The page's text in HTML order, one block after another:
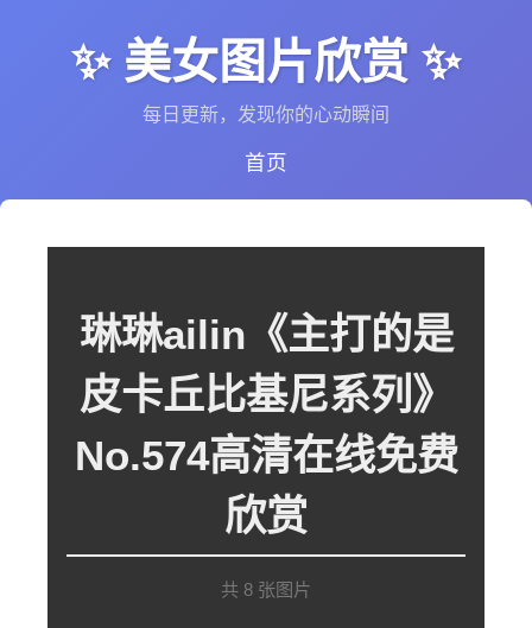
✨ 美女图片欣赏 ✨
每日更新，发现你的心动瞬间
首页
琳琳ailin《主打的是
皮卡丘比基尼系列》
No.574高清在线免费
欣赏
共 8 张图片